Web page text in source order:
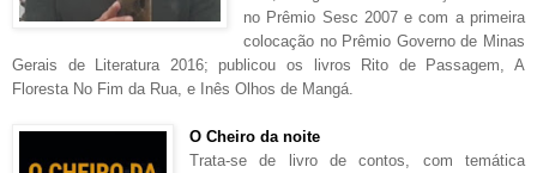
no Prêmio Sesc 2007 e com a primeira
colocação no Prêmio Governo de Minas
Gerais de Literatura 2016; publicou os livros Rito de Passagem, A
Floresta No Fim da Rua, e Inês Olhos de Mangá.
O Cheiro da noite
Trata-se de livro de contos, com temática